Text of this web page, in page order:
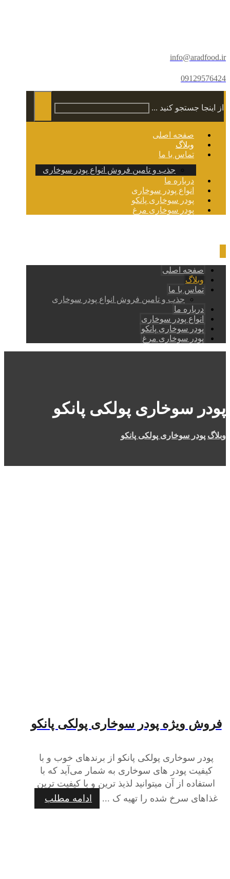
info@aradfood.ir
09129576424
از اینجا جستجو کنید ...
صفحه اصلی
وبلاگ
تماس با ما
جذب و تامین فروش انواع پودر سوخاری
درباره ما
انواع پودر سوخاری
پودر سوخاری پانکو
پودر سوخاری مرغ
صفحه اصلی
وبلاگ
تماس با ما
جذب و تامین فروش انواع پودر سوخاری
درباره ما
انواع پودر سوخاری
پودر سوخاری پانکو
پودر سوخاری مرغ
پودر سوخاری پولکی پانکو
وبلاگ پودر سوخاری پولکی پانکو
فروش ویژه پودر سوخاری پولکی پانکو
پودر سوخاری پولکی پانکو از برندهای خوب و با
کیفیت پودر های سوخاری به شمار می‌آید که با
استفاده از آن میتوانید لذیذ ترین و با کیفیت ترین
غذاهای سرخ شده را تهیه ک ...
ادامه مطلب